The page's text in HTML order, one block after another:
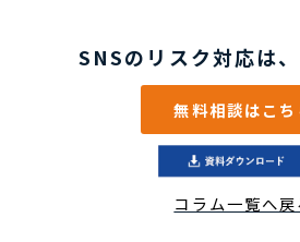
SNSのリスク対応は
無料相談はこち
コラム一覧へ戻